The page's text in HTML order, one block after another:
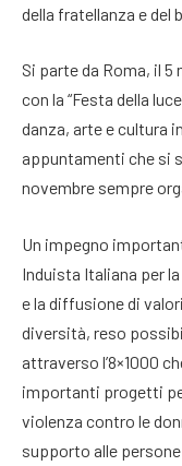
della fratellanza e del
Si parte da Roma, il 5
con la “Festa della
danza, arte e cultura
appuntamenti che si
novembre sempre
Un impegno
Induista Italiana per
e la diffusione di
diversità, reso
attraverso l’8×1000
importanti progetti
violenza contro le
supporto alle